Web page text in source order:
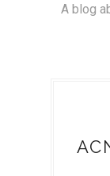
A blog